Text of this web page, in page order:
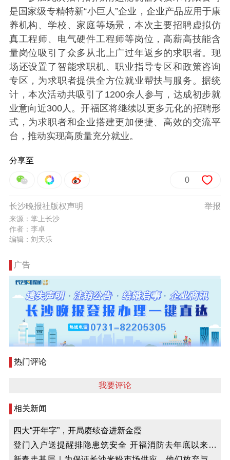
是国家级专精特新“小巨人”企业，企业产品应用于康
养机构、学校、家庭等场景，本次主要招聘虚拟仿
真工程师、电气硬件工程师等岗位，高薪高技能含
量岗位吸引了众多从北上广过年返乡的求职者。现
场还设置了智能求职机、职业指导专区和政策咨询
专区，为求职者提供全方位就业帮扶与服务。据统
计，本次活动共吸引了1200余人参与，达成初步就
业意向近300人。开福区将继续以更多元化的招聘形
式，为求职者和企业搭建更加便捷、高效的交流平
台，推动实现高质量充分就业。
分享至
0
举报
长沙晚报社版权声明
来源：掌上长沙
作者：李卓
编辑：刘天乐
广告
热门评论
我要评论
相关新闻
四大“开年字”，开局赓续奋进新金霞
登门入户送提醒排隐患筑安全 开福消防去年底以来开